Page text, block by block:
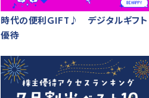
時代の便利GIFT♪ デジタルギフト
優待